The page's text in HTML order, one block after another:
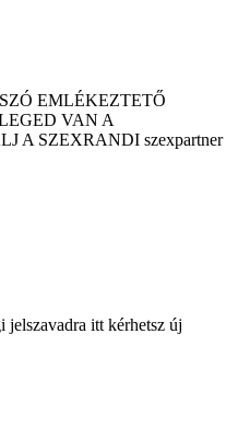
EMLÉKEZTETŐ
VAN A
A SZEXRANDI szexpartner
jelszavadra itt kérhetsz új